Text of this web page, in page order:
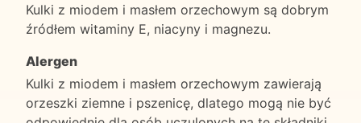
Kulki z miodem i masłem orzechowym są dobrym
źródłem witaminy E, niacyny i magnezu.
Alergen
Kulki z miodem i masłem orzechowym zawierają
orzeszki ziemne i pszenicę, dlatego mogą nie być